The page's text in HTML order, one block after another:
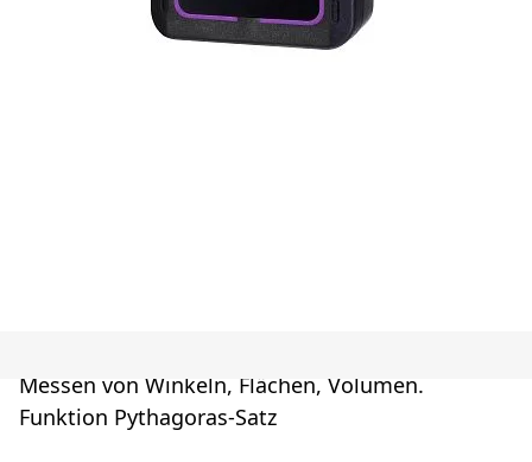
Messen von Winkeln, Flächen, Volumen.
Funktion Pythagoras-Satz